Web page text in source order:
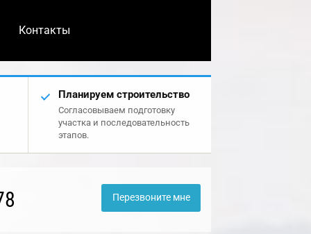
Контакты
Планируем строительство
Согласовываем подготовку
участка и последовательность
этапов.
Перезвоните мне